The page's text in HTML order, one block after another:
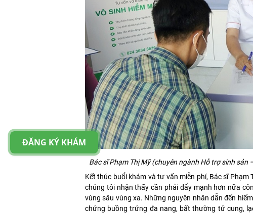
Bác sĩ Phạm Thị Mỹ(chuyên ngành Hỗ trợ sinh sản
Kết thúc buổi khám và tư vấn miễn phí, Bác sĩ Phạm
chúng tôi nhận thấy cần phải đẩy mạnh hơn nữa
vùng sâu vùng xa. Những nguyên nhân dẫn đến
chứng buồng trứng đa nang, bất thường tử cung,
ĐĂNG KÝ KHÁM